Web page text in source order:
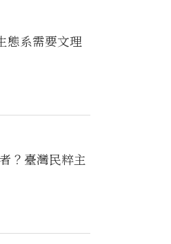
態系需要文理
？臺灣民粹主